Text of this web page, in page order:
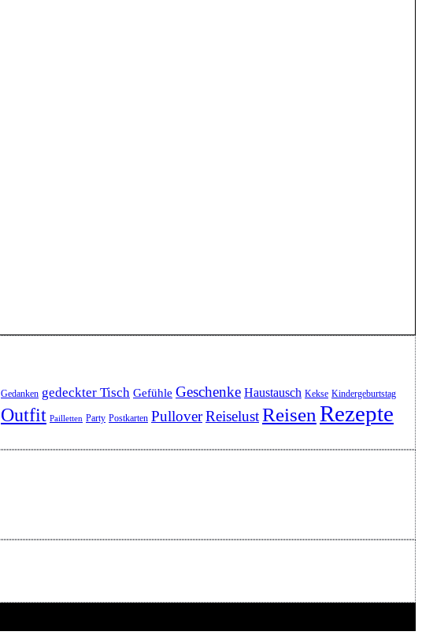
Gedanken gedeckter Tisch Gefühle Geschenke Haustausch Kekse Kindergeburtstag
Outfit Pailletten Party Postkarten PulloverReiselustReisen Rezepte